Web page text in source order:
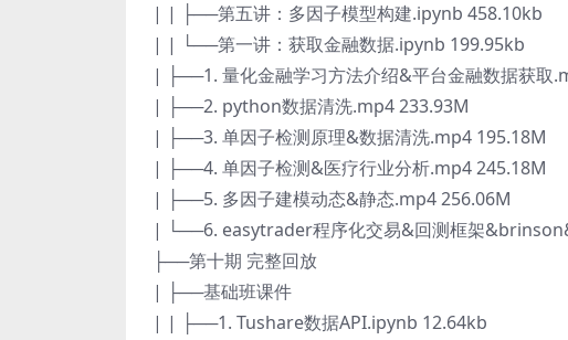
| | ├──第五讲：多因子模型构建.ipynb 458.10kb
| | └──第一讲：获取金融数据.ipynb 199.95kb
| ├──1. 量化金融学习方法介绍&平台金融数据获取
| ├──2. python数据清洗.mp4 233.93M
| ├──3. 单因子检测原理&数据清洗.mp4 195.18M
| ├──4. 单因子检测&医疗行业分析.mp4 245.18M
| ├──5. 多因子建模动态&静态.mp4 256.06M
| └──6. easytrader程序化交易&回测框架
├──第十期 完整回放
| ├──基础班课件
| | ├──1. Tushare数据API.ipynb 12.64kb